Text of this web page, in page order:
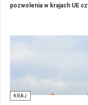
pozwolenia w krajach UE
wyroków Trybunału
europejskich. Tak więc,
KRAJ